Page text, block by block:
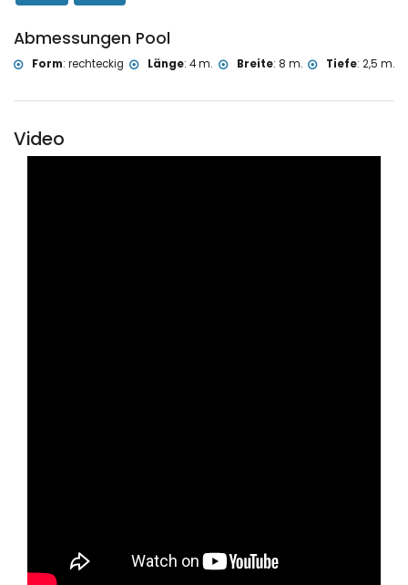
Abmessungen Pool
Form: rechteckig Länge:4 m. Breite: 8 m. Tiefe: 2,5 m.
Video